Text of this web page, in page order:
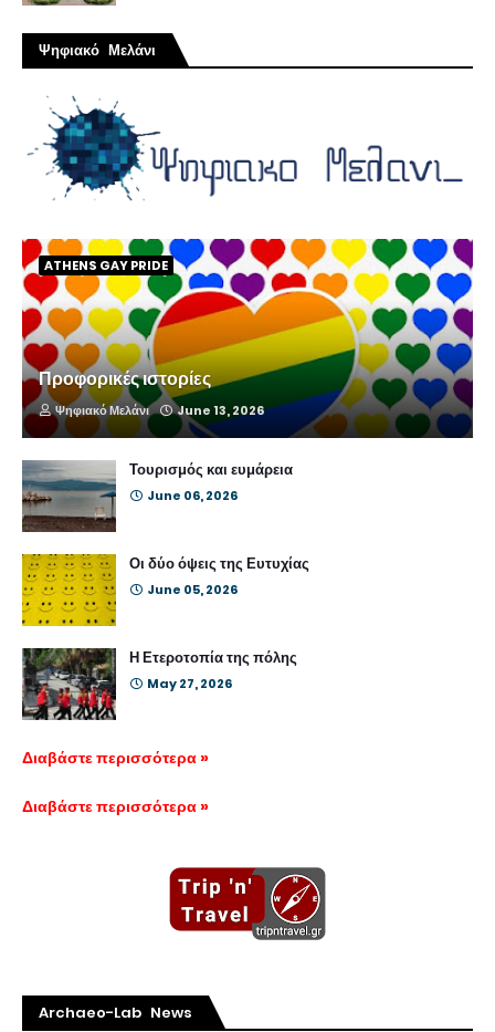
Ψηφιακό Μελάνι
ATHENS GAY PRIDE
Προφορικές ιστορίες
Ψηφιακό Μελάνι June 13, 2026
Τουρισμός και ευμάρεια
June 06, 2026
Οι δύο όψεις της Ευτυχίας
June 05, 2026
Η Ετεροτοπία της πόλης
May 27, 2026
Διαβάστε περισσότερα »
Διαβάστε περισσότερα »
Archaeo-Lab News